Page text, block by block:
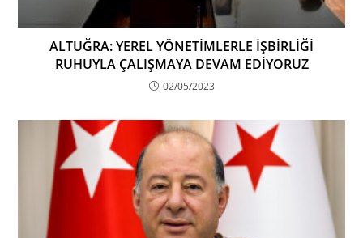
ALTUĞRA: YEREL YÖNETİMLERLE İŞBİRLİĞİ
RUHUYLA ÇALIŞMAYA DEVAM EDİYORUZ
02/05/2023